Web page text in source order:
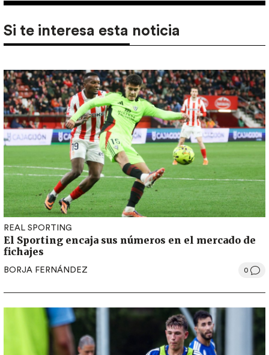
Si te interesa esta noticia
REAL SPORTING
El Sporting encaja sus números en el mercado de
fichajes
BORJA FERNÁNDEZ 0